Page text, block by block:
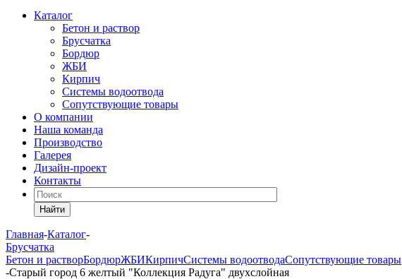
Каталог
Бетон и раствор
Брусчатка
Бордюр
ЖБИ
Кирпич
Системы водоотвода
Сопутствующие товары
О компании
Наша команда
Производство
Галерея
Дизайн-проект
Контакты
Найти
Главная-Каталог-
Брусчатка
Бетон и растворБордюрЖБИКирпичСистемы водоотводаСопутствующие товары
-Старый город 6 желтый "Коллекция Радуга" двухслойная